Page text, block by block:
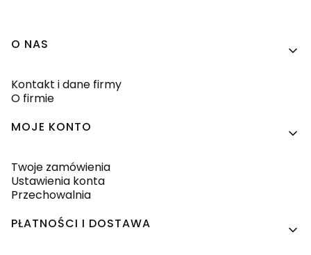
Linki w stopce
O NAS
Kontakt i dane firmy
O firmie
MOJE KONTO
Twoje zamówienia
Ustawienia konta
Przechowalnia
PŁATNOŚCI I DOSTAWA